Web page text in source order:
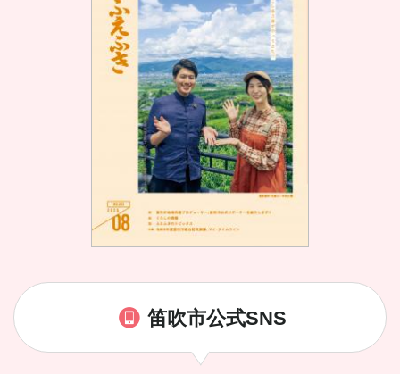
笛吹市公式SNS